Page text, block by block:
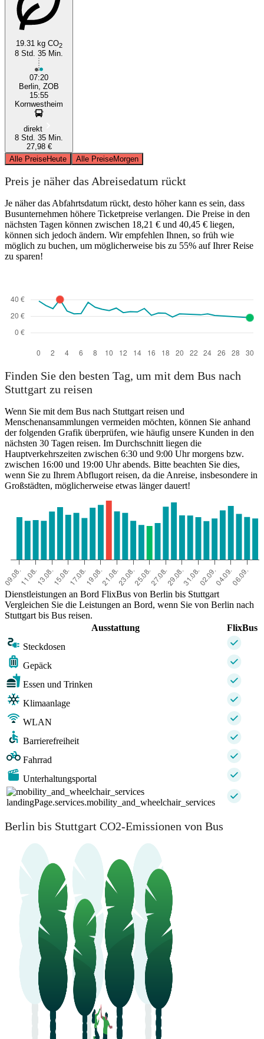
19.31 kg CO2
8 Std. 35 Min.
07:20
Berlin, ZOB
15:55
Kornwestheim
direkt
8 Std. 35 Min.
27,98 €
Alle PreiseHeute Alle PreiseMorgen
Preis je näher das Abreisedatum rückt
Je näher das Abfahrtsdatum rückt, desto höher kann es sein, dass
Busunternehmen höhere Ticketpreise verlangen. Die Preise in den
nächsten Tagen können zwischen 18,21 € und 40,45 € liegen,
können sich jedoch ändern. Wir empfehlen Ihnen, so früh wie
möglich zu buchen, um möglicherweise bis zu 55% auf Ihrer Reise
zu sparen!
Finden Sie den besten Tag, um mit dem Bus nach
Stuttgart zu reisen
Wenn Sie mit dem Bus nach Stuttgart reisen und
Menschenansammlungen vermeiden möchten, können Sie anhand
der folgenden Grafik überprüfen, wie häufig unsere Kunden in den
nächsten 30 Tagen reisen. Im Durchschnitt liegen die
Hauptverkehrszeiten zwischen 6:30 und 9:00 Uhr morgens bzw.
zwischen 16:00 und 19:00 Uhr abends. Bitte beachten Sie dies,
wenn Sie zu Ihrem Abflugort reisen, da die Anreise, insbesondere in
Großstädten, möglicherweise etwas länger dauert!
Dienstleistungen an Bord FlixBus von Berlin bis Stuttgart
Vergleichen Sie die Leistungen an Bord, wenn Sie von Berlin nach
Stuttgart bis Bus reisen.
Ausstattung
FlixBus
Steckdosen
Gepäck
Essen und Trinken
Klimaanlage
WLAN
Barrierefreiheit
Fahrrad
Unterhaltungsportal
landingPage.services.mobility_and_wheelchair_services
Berlin bis Stuttgart CO2-Emissionen von Bus